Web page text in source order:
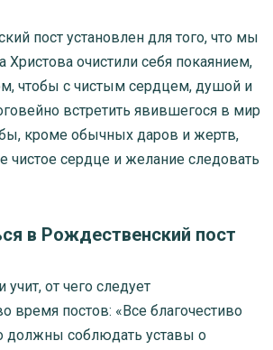
пост установлен для того, что мы
очистили себя покаянием,
чтобы с чистым сердцем, душой и
встретить явившегося в мир
кроме обычных даров и жертв,
чистое сердце и желание следовать
в Рождественский пост
от чего следует
время постов: «Все благочестиво
должны соблюдать уставы о